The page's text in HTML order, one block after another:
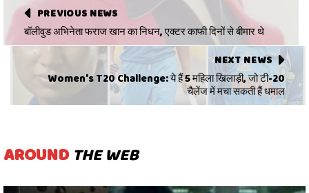
PREVIOUS NEWS
बॉलीवुड अभिनेता फराज खान का निधन, एक्टर काफी दिनों से बीमार थे
NEXT NEWS
Women's T20 Challenge: ये हैं 5 महिला खिलाड़ी, जो टी-20
चैलेंज में मचा सकती हैं धमाल
AROUND THE WEB